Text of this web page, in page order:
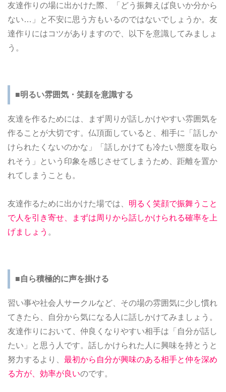
友達作りの場に出かけた際、「どう振舞えば良いか分から
ない…」と不安に思う方もいるのではないでしょうか。友
達作りにはコツがありますので、以下を意識してみましょ
う。
■明るい雰囲気・笑顔を意識する
友達を作るためには、まず周りが話しかけやすい雰囲気を
作ることが大切です。仏頂面していると、相手に「話しか
けられたくないのかな」「話しかけても冷たい態度を取ら
れそう」という印象を感じさせてしまうため、距離を置か
れてしまうことも。
友達作るために出かけた場では、 明るく笑顔で振舞うこと
で人を引き寄せ、まずは周りから話しかけられる確率を上
げましょう 。
■自ら積極的に声を掛ける
習い事や社会人サークルなど、その場の雰囲気に少し慣れ
てきたら、自分から気になる人に話しかけてみましょう。
友達作りにおいて、仲良くなりやすい相手は「自分が話し
たい」と思う人です。話しかけられた人に興味を持とうと
努力するより、 最初から自分が興味のある相手と仲を深め
る方が、効率が良いのです。